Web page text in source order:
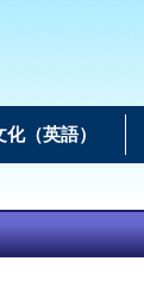
化（英語）